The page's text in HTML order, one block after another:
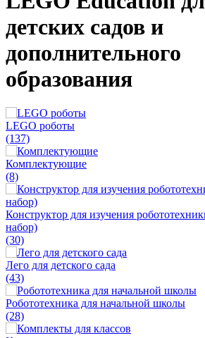
детских садов и
дополнительного
образования
LEGO роботы
(137)
Комплектующие
(8)
Конструктор для изучения
набор)
(30)
Лего для детского сада
(43)
Робототехника для начальной школы
(28)